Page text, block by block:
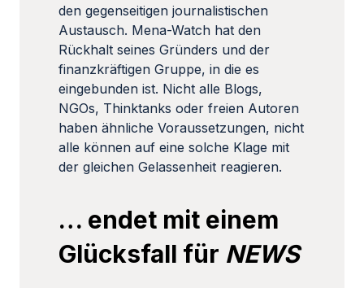
den gegenseitigen journalistischen
Austausch. Mena-Watch hat den
Rückhalt seines Gründers und der
finanzkräftigen Gruppe, in die es
eingebunden ist. Nicht alle Blogs,
NGOs, Thinktanks oder freien Autoren
haben ähnliche Voraussetzungen, nicht
alle können auf eine solche Klage mit
der gleichen Gelassenheit reagieren.
… endet mit einem
Glücksfall für NEWS